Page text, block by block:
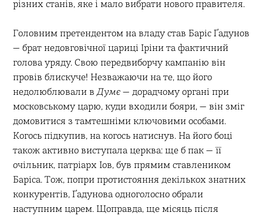
різних станів, яке і мало вибрати нового правителя.
Головним претендентом на владу став Баріс Ґадунов
— брат недовговічної цариці Іріни та фактичний
голова уряду. Свою передвиборчу кампанію він
провів блискуче! Незважаючи на те, що його
недолюблювали вДумє— дорадчому органі при
московському царю, куди входили бояри, — він зміг
домовитися з тамтешніми ключовими особами.
Когось підкупив, на когось натиснув. На його боці
також активно виступала церква: ще б пак — її
очільник, патріарх Іов, був прямим ставлеником
Баріса. Тож, попри протистояння декількох знатних
конкурентів, Ґадунова одноголосно обрали
наступним царем. Щоправда, ще місяць після